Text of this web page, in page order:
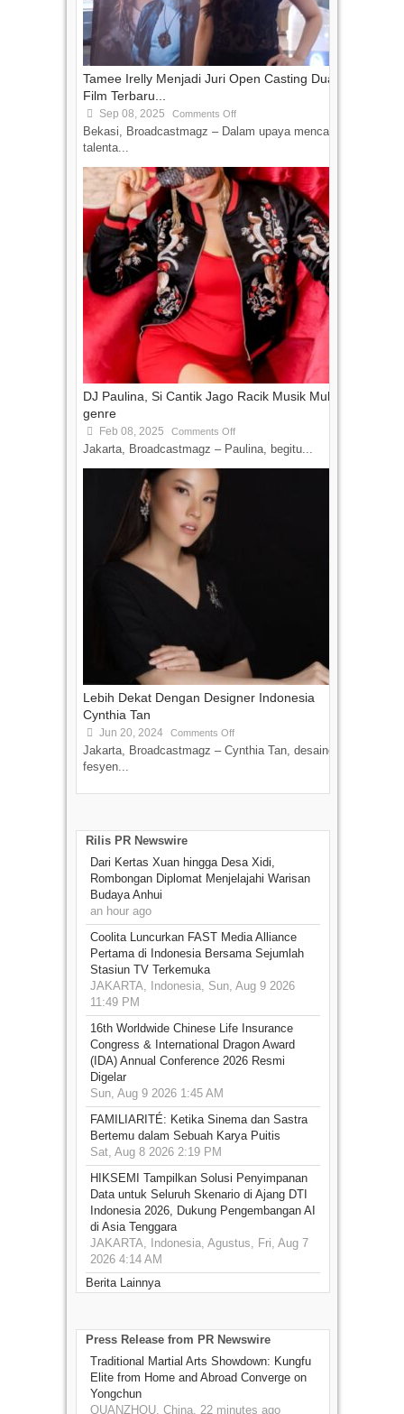
Tamee Irelly Menjadi Juri Open Casting Dua
Film Terbaru...
Sep 08, 2025 Comments Off
Bekasi, Broadcastmagz – Dalam upaya mencari
talenta...
DJ Paulina, Si Cantik Jago Racik Musik Multi-
genre
Feb 08, 2025 Comments Off
Jakarta, Broadcastmagz – Paulina, begitu...
Lebih Dekat Dengan Designer Indonesia
Cynthia Tan
Jun 20, 2024 Comments Off
Jakarta, Broadcastmagz – Cynthia Tan, desainer
fesyen...
Rilis PR Newswire
Dari Kertas Xuan hingga Desa Xidi,
Rombongan Diplomat Menjelajahi Warisan
Budaya Anhui
an hour ago
Coolita Luncurkan FAST Media Alliance
Pertama di Indonesia Bersama Sejumlah
Stasiun TV Terkemuka
JAKARTA, Indonesia, Sun, Aug 9 2026
11:49 PM
16th Worldwide Chinese Life Insurance
Congress & International Dragon Award
(IDA) Annual Conference 2026 Resmi
Digelar
Sun, Aug 9 2026 1:45 AM
FAMILIARITÉ: Ketika Sinema dan Sastra
Bertemu dalam Sebuah Karya Puitis
Sat, Aug 8 2026 2:19 PM
HIKSEMI Tampilkan Solusi Penyimpanan
Data untuk Seluruh Skenario di Ajang DTI
Indonesia 2026, Dukung Pengembangan AI
di Asia Tenggara
JAKARTA, Indonesia, Agustus, Fri, Aug 7
2026 4:14 AM
Berita Lainnya
Press Release from PR Newswire
Traditional Martial Arts Showdown: Kungfu
Elite from Home and Abroad Converge on
Yongchun
QUANZHOU, China, 22 minutes ago